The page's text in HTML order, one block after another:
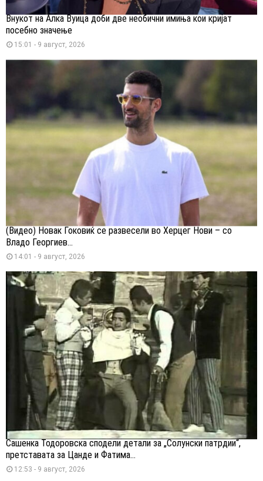
Внукот на Алка Вуица доби две необични имиња кои кријат
посебно значење
15:01 - 9 август, 2026
(Видео) Новак Ѓоковиќ се развесели во Херцег Нови – со
Владо Георгиев...
14:01 - 9 август, 2026
Сашенка Тодоровска сподели детали за „Солунски патрдии“,
претставата за Цанде и Фатима...
12:53 - 9 август, 2026